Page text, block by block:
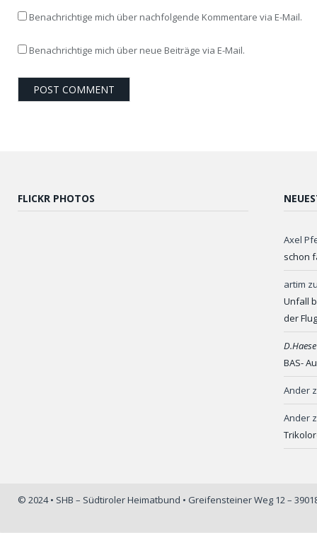
Benachrichtige mich über nachfolgende Kommentare via E-Mail.
Benachrichtige mich über neue Beiträge via E-Mail.
FLICKR PHOTOS
Axel
schon
artim
Unfall
der
BAS-
Ander
Ander
© 2024 • SHB – Südtiroler Heimatbund • Greifensteiner Weg 12 –